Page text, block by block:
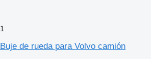
1
Buje de rueda para Volvo camión